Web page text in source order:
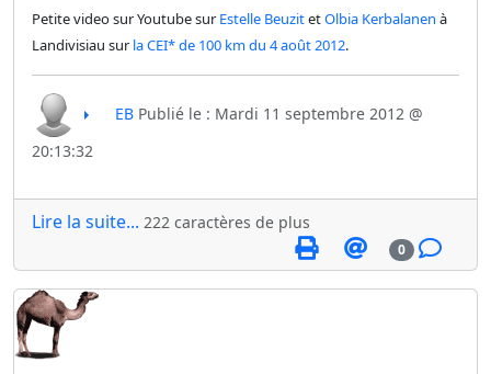
Petite video sur Youtube sur Estelle BeuzitetOlbia Kerbalanen à
Landivisiau sur la CEI* de 100 km du 4 août 2012.
EBPublié le : Mardi 11 septembre 2012 @
20:13:32
Lire la suite... 222 caractères de plus
0